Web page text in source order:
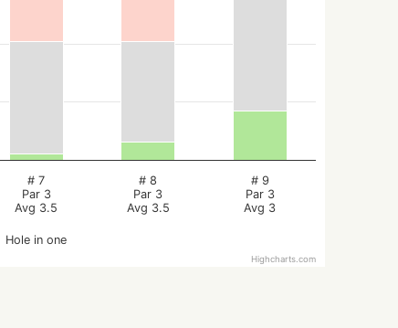
Hole in one
# 7
Par 3
Avg 3.5
# 8
Par 3
Avg 3.5
# 9
Par 3
Avg 3
Highcharts.com